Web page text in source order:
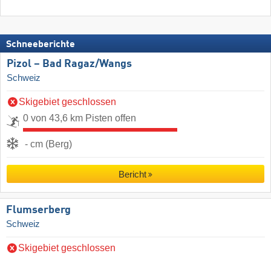
Schneeberichte
Pizol – Bad Ragaz/​Wangs
Schweiz
Skigebiet geschlossen
0 von 43,6 km Pisten offen
- cm (Berg)
Bericht
Flumserberg
Schweiz
Skigebiet geschlossen